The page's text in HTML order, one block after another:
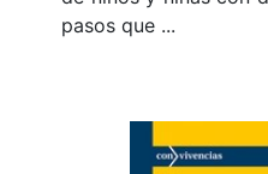
pasos que ...